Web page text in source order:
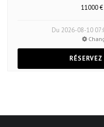
11000 €
Du 2026-08-10